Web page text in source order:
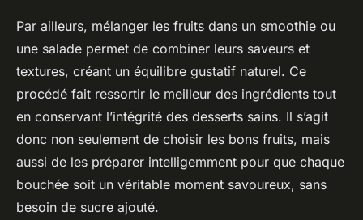
Par ailleurs, mélanger les fruits dans un smoothie ou
une salade permet de combiner leurs saveurs et
textures, créant un équilibre gustatif naturel. Ce
procédé fait ressortir le meilleur des ingrédients tout
en conservant l’intégrité des desserts sains. Il s’agit
donc non seulement de choisir les bons fruits, mais
aussi de les préparer intelligemment pour que chaque
bouchée soit un véritable moment savoureux, sans
besoin de sucre ajouté.